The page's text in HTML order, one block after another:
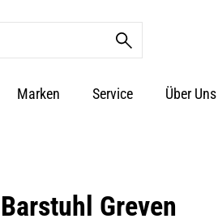
Marken Service Über Uns
Barstuhl Greven